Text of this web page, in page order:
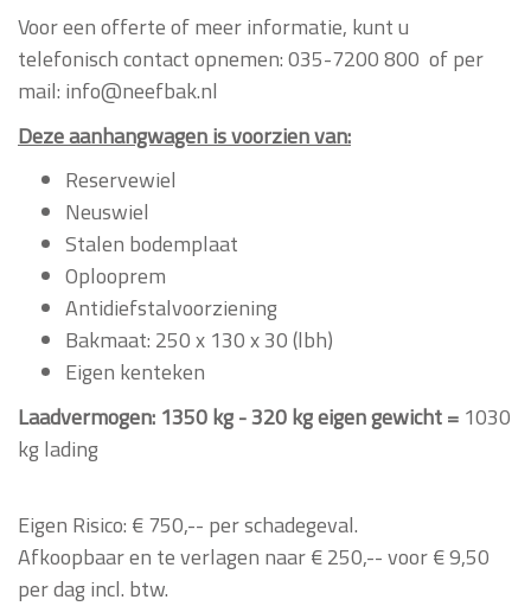
Voor een offerte of meer informatie, kunt u
telefonisch contact opnemen: 035-7200 800 of per
mail: info@neefbak.nl
Deze aanhangwagen is voorzien van:
Reservewiel
Neuswiel
Stalen bodemplaat
Oplooprem
Antidiefstalvoorziening
Bakmaat: 250 x 130 x 30 (lbh)
Eigen kenteken
Laadvermogen: 1350 kg - 320 kg eigen gewicht = 1030
kg lading
Eigen Risico: € 750,-- per schadegeval.
Afkoopbaar en te verlagen naar € 250,-- voor € 9,50
per dag incl. btw.